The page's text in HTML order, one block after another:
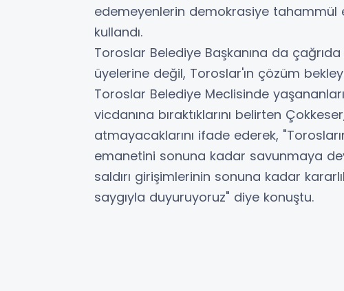
edemeyenlerin demokrasiye tahammül
kullandı.
Toroslar Belediye Başkanına da
üyelerine değil, Toroslar'ın çözüm
Toroslar Belediye Meclisinde
vicdanına bıraktıklarını belirten
atmayacaklarını ifade ederek,
emanetini sonuna kadar savunmaya
saldırı girişimlerinin sonuna kadar
saygıyla duyuruyoruz" diye konuştu.